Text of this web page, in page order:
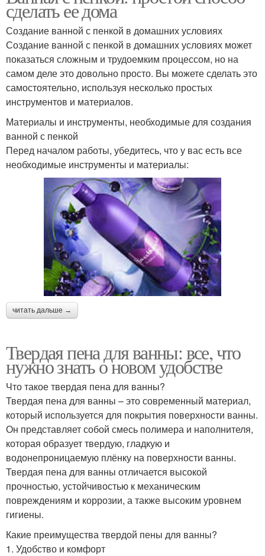
сделать ее дома
Создание ванной с пенкой в домашних условиях
Создание ванной с пенкой в домашних условиях может
показаться сложным и трудоемким процессом, но на
самом деле это довольно просто. Вы можете сделать это
самостоятельно, используя несколько простых
инструментов и материалов.
Материалы и инструменты, необходимые для создания
ванной с пенкой
Перед началом работы, убедитесь, что у вас есть все
необходимые инструменты и материалы:
читать дальше →
Твердая пена для ванны: все, что
нужно знать о новом удобстве
Что такое твердая пена для ванны?
Твердая пена для ванны – это современный материал,
который используется для покрытия поверхности ванны.
Он представляет собой смесь полимера и наполнителя,
которая образует твердую, гладкую и
водонепроницаемую плёнку на поверхности ванны.
Твердая пена для ванны отличается высокой
прочностью, устойчивостью к механическим
повреждениям и коррозии, а также высоким уровнем
гигиены.
Какие преимущества твердой пены для ванны?
1. Удобство и комфорт